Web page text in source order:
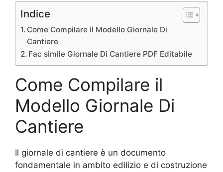
Indice
Come Compilare il Modello Giornale Di
Cantiere
Fac simile Giornale Di Cantiere PDF Editabile
Come Compilare il
Modello Giornale Di
Cantiere
Il giornale di cantiere è un documento
fondamentale in ambito edilizio e di costruzione